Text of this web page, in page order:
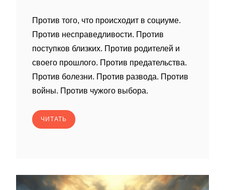
Против того, что происходит в социуме.
Против несправедливости. Против
поступков близких. Против родителей и
своего прошлого. Против предательства.
Против болезни. Против развода. Против
войны. Против чужого выбора.
ЧИТАТЬ